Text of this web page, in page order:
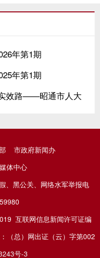
年第1期
年第1期
效路——昭通市人大
部 市政府新闻办
体中心
黑公关、网络水军举报电
互联网信息新闻许可证编
（总）网出证（云）字第002
号-3